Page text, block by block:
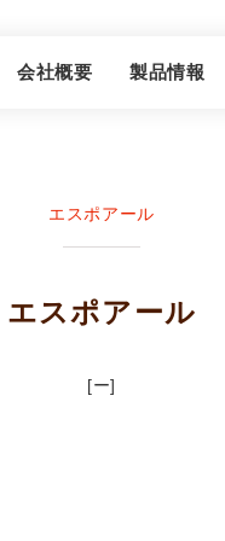
会社概要 製品情報
エスポアール
エスポアール
[ー]